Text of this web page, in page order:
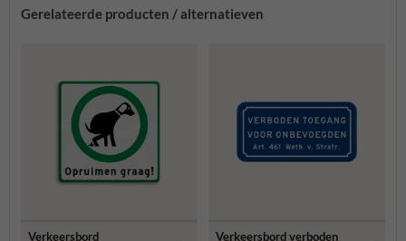
Gerelateerde producten / alternatieven
Verkeersbord
Verkeersbord verboden